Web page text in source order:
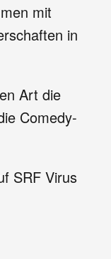
mit
in
Art die
Comedy-
SRF Virus